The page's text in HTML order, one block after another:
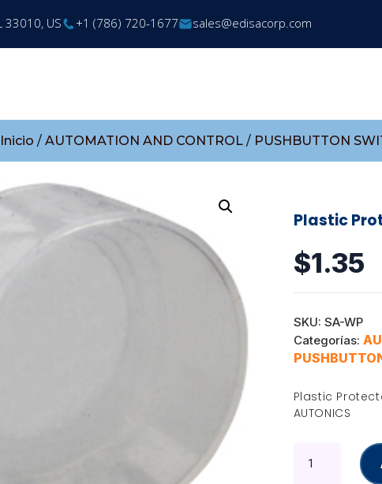
33010, US +1 (786) 720-1677 sales@edisacorp.com
Inicio / AUTOMATION AND CONTROL / PUSHBUTTON
Plastic
$1.35
SKU: SA-WP
Categorías:
Plastic
AUTONICS
Protector